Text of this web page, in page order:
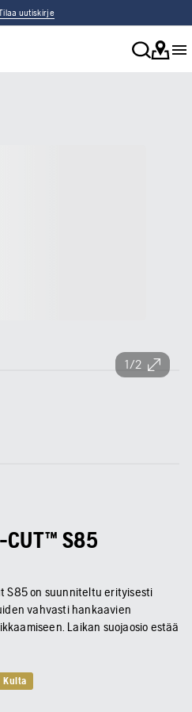
uutiskirje
1/2
CUT™ S85
S85 on suunniteltu erityisesti
vahvasti hankaavien
Laikan suojaosio estää
Kulta